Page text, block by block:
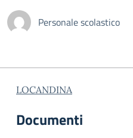
Personale scolastico
LOCANDINA
Documenti